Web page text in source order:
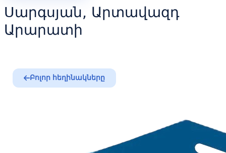
Սարգսյան, Արտավազդ
Արարատի
Բոլոր հեղինակները